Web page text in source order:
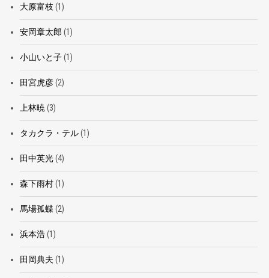
大原富枝 (1)
安岡章太郎 (1)
小山いと子(1)
田宮虎彦(2)
上林暁 (3)
タカクラ・テル(1)
田中英光(4)
森下雨村(1)
馬場孤蝶 (2)
浜本浩(1)
田岡典夫 (1)